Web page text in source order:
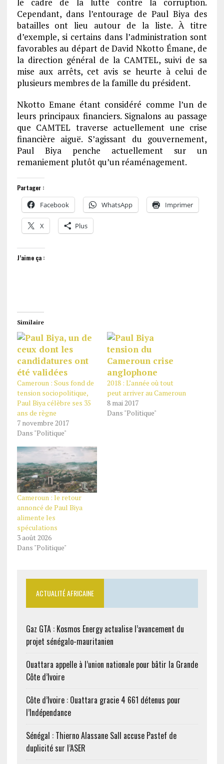
Cependant, dans l’entourage de Paul Biya des
batailles ont lieu autour de la liste. À titre
d’exemple, si certains dans l’administration sont
favorables au départ de David Nkotto Émane, de
la direction général de la CAMTEL, suivi de sa
mise aux arrêts, cet avis se heurte à celui de
plusieurs membres de la famille du président.
Nkotto Emane étant considéré comme l’un de
leurs principaux financiers. Signalons au passage
que CAMTEL traverse actuellement une crise
financière aiguë. S’agissant du gouvernement,
Paul Biya penche actuellement sur un
remaniement plutôt qu’un réaménagement.
Partager :
Facebook WhatsApp Imprimer
X Plus
J’aime ça :
Similaire
Cameroun : Sous fond de
tension sociopolitique,
Paul Biya célèbre ses 35
ans de règne
7 novembre 2017
Dans "Politique"
2018 : L’année où tout
peut arriver au Cameroun
8 mai 2017
Dans "Politique"
Cameroun : le retour
annoncé de Paul Biya
alimente les
spéculations
3 août 2026
Dans "Politique"
ACTUALITÉ AFRICAINE
Gaz GTA : Kosmos Energy actualise l’avancement du
projet sénégalo-mauritanien
Ouattara appelle à l’union nationale pour bâtir la Grande
Côte d’Ivoire
Côte d’Ivoire : Ouattara gracie 4 661 détenus pour
l’Indépendance
Sénégal : Thierno Alassane Sall accuse Pastef de
duplicité sur l’ASER